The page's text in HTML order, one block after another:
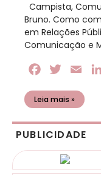
Campista,
Bruno. Como
em Relações
Comunicação e
FacebookTwitter
Leia mais »
PUBLICIDADE